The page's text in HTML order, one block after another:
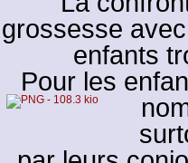
grossesse
enfants
Pour les